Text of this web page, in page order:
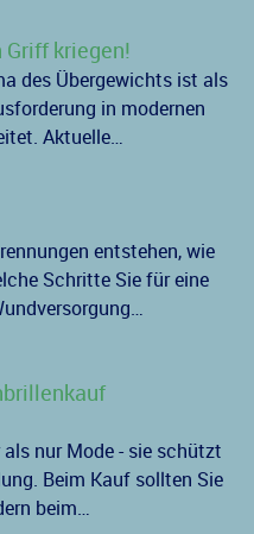
Griff kriegen!
des Übergewichts ist als
in modernen
Aktuelle…
entstehen, wie
Schritte Sie für eine
nur Mode - sie schützt
Beim Kauf sollten Sie
beim…